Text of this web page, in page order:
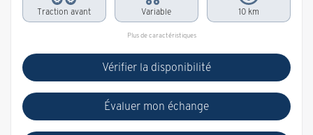
Traction avant Variable 10 km
Plus de caractéristiques
Vérifier la disponibilité
Évaluer mon échange